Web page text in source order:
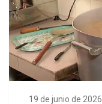
19 de junio de 2026